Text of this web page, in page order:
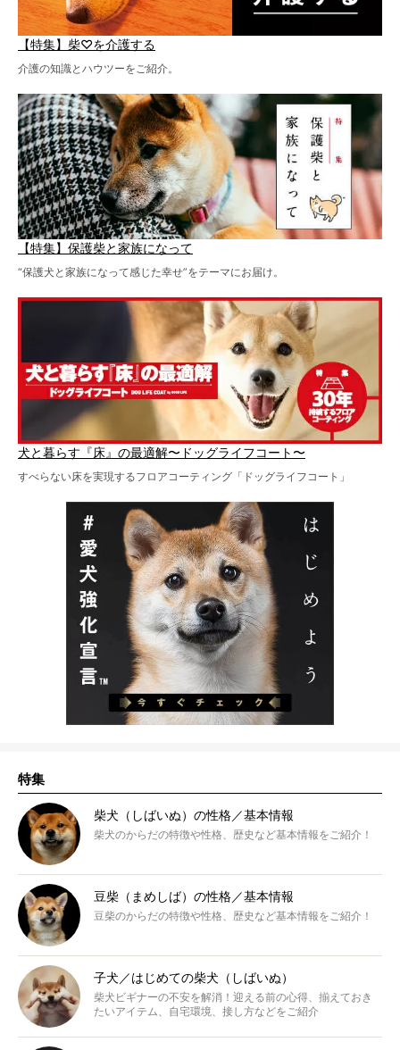
【特集】柴♡を介護する
介護の知識とハウツーをご紹介。
【特集】保護柴と家族になって
“保護犬と家族になって感じた幸せ”をテーマにお届け。
犬と暮らす『床』の最適解〜ドッグライフコート〜
すべらない床を実現するフロアコーティング「ドッグライフコート」
特集
柴犬（しばいぬ）の性格／基本情報
柴犬のからだの特徴や性格、歴史など基本情報をご紹介！
豆柴（まめしば）の性格／基本情報
豆柴のからだの特徴や性格、歴史など基本情報をご紹介！
子犬／はじめての柴犬（しばいぬ）
柴犬ビギナーの不安を解消！迎える前の心得、揃えておき
たいアイテム、自宅環境、接し方などをご紹介